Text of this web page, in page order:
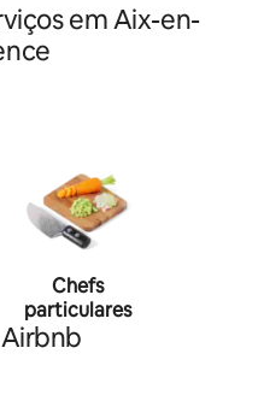
em Aix-en-
Chefs
particulares